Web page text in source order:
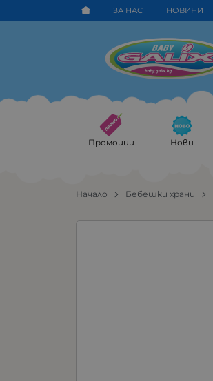
ЗА НАС НОВИНИ
Промоции Нови
Начало Бебешки храни